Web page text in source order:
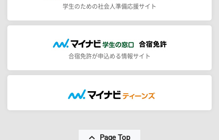
学生のための社会人準備応援サイト
合宿免許が申込める情報サイト
Page Top